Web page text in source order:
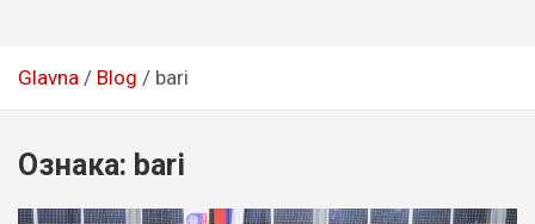
Glavna Blog bari
Ознака: bari